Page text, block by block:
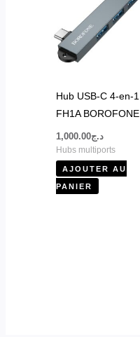
Hub USB-C 4-en-1
FH1A BOROFONE
د.ج1,000.00
Hubs multiports
AJOUTER AU
PANIER